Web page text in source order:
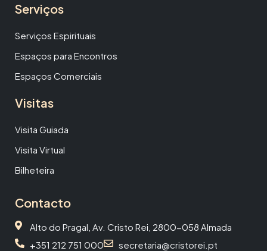
Serviços
Serviços Espirituais
Espaços para Encontros
Espaços Comerciais
Visitas
Visita Guiada
Visita Virtual
Bilheteira
Contacto
Alto do Pragal, Av. Cristo Rei, 2800-058 Almada
+351 212 751 000
secretaria@cristorei.pt